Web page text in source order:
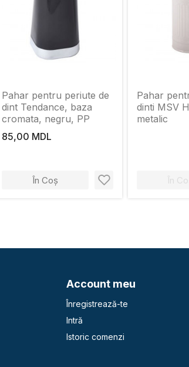
Pahar pentru periute de
dint Tendance, baza
cromata, negru, PP
85,00 MDL
În Coș
Pahar
dinti MSV
metalic
În
Account meu
Înregistrează-te
Intră
Istoric comenzi